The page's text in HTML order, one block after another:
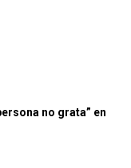
no grata” en